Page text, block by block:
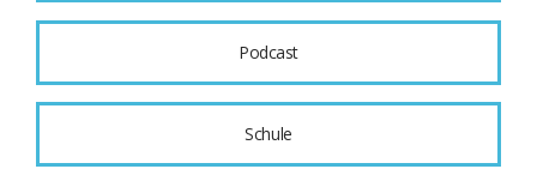
Podcast
Schule